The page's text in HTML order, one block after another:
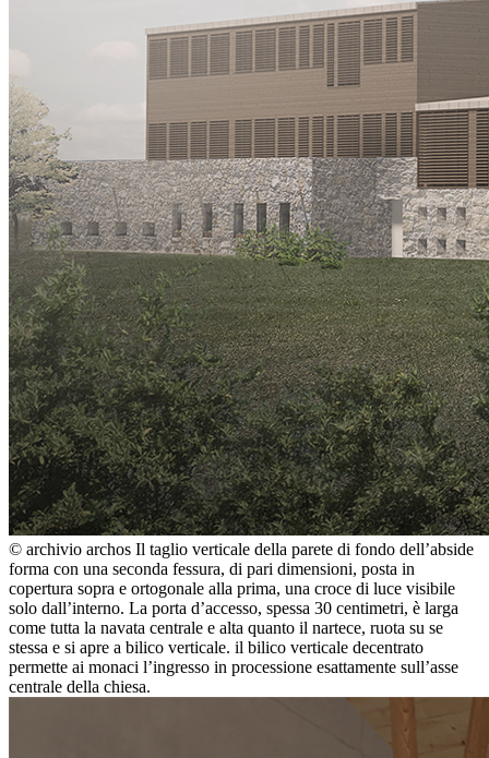
© archivio archos Il taglio verticale della parete di fondo dell’abside
forma con una seconda fessura, di pari dimensioni, posta in
copertura sopra e ortogonale alla prima, una croce di luce visibile
solo dall’interno. La porta d’accesso, spessa 30 centimetri, è larga
come tutta la navata centrale e alta quanto il nartece, ruota su se
stessa e si apre a bilico verticale. il bilico verticale decentrato
permette ai monaci l’ingresso in processione esattamente sull’asse
centrale della chiesa.